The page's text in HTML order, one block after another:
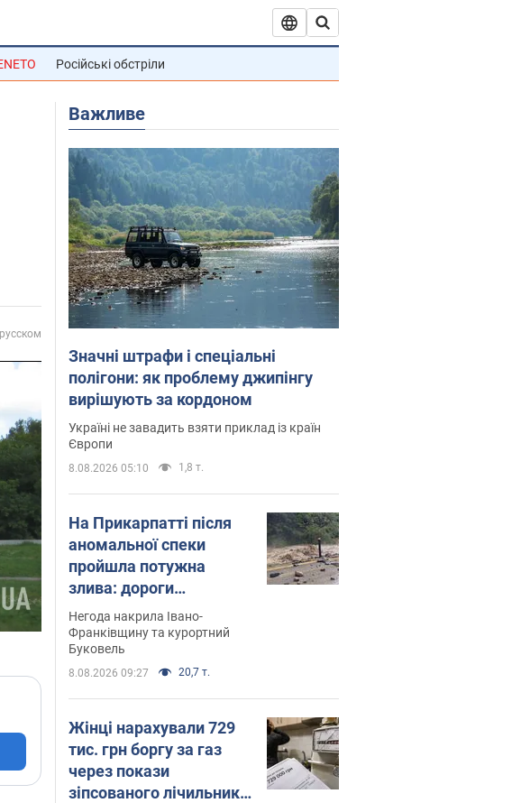
Російські обстріли
Важливе
Значні штрафи і спеціальні
полігони: як проблему джипінгу
вирішують за кордоном
Україні не завадить взяти приклад із країн
Європи
8.08.2026 05:10 1,8 т.
На Прикарпатті після
аномальної спеки
пройшла потужна
злива: дороги
перетворились на
річки. Відео
Негода накрила Івано-
Франківщину та курортний
Буковель
8.08.2026 09:27 20,7 т.
Жінці нарахували 729
тис. грн боргу за газ
через покази
зіпсованого лічильника: